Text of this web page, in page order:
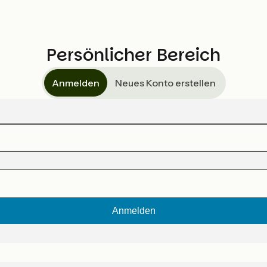
Persönlicher Bereich
Anmelden Neues Konto erstellen